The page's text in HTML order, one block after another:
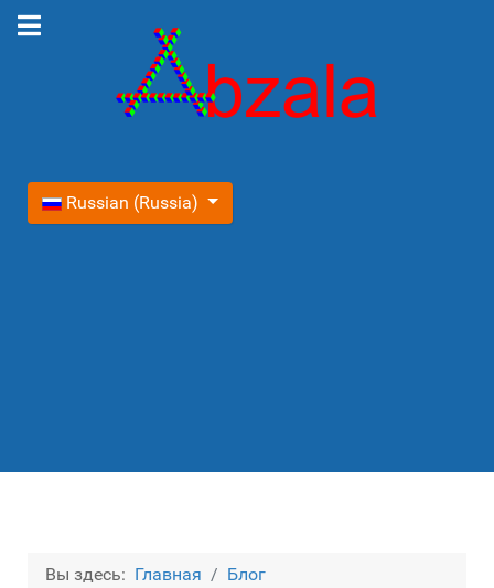
Выберите язык
Russian (Russia)
Вы здесь: Главная
Блог